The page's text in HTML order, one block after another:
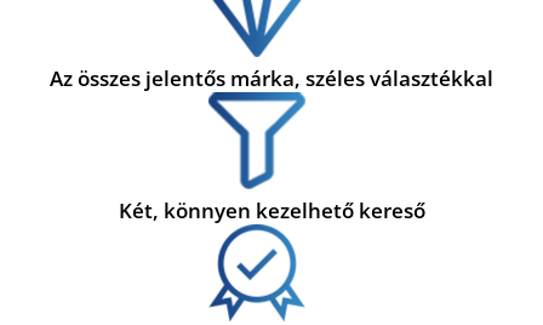
Az összes jelentős márka, széles választékkal
Két, könnyen kezelhető kereső